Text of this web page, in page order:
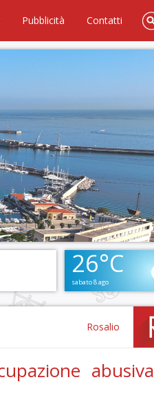
Pubblicità Contatti
26°C
sabato 8 ago
Rosalio
abusiva